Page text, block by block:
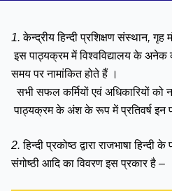
1.केन्द्रीय हिन्दी प्रशिक्षण संस्थान,गृह
इस पाठ्यक्रम में विश्वविद्यालय के अनेक
समय पर नामांकित होते हैं ।
सभी सफल कर्मियों एवं अधिकारियों को
पाठ्यक्रम के अंश के रूप में प्रतिवर्ष इन
2.हिन्दी प्रकोष्ठ द्वारा राजभाषा हिन्दी के
संगोष्ठी आदि का विवरण इस प्रकार है –